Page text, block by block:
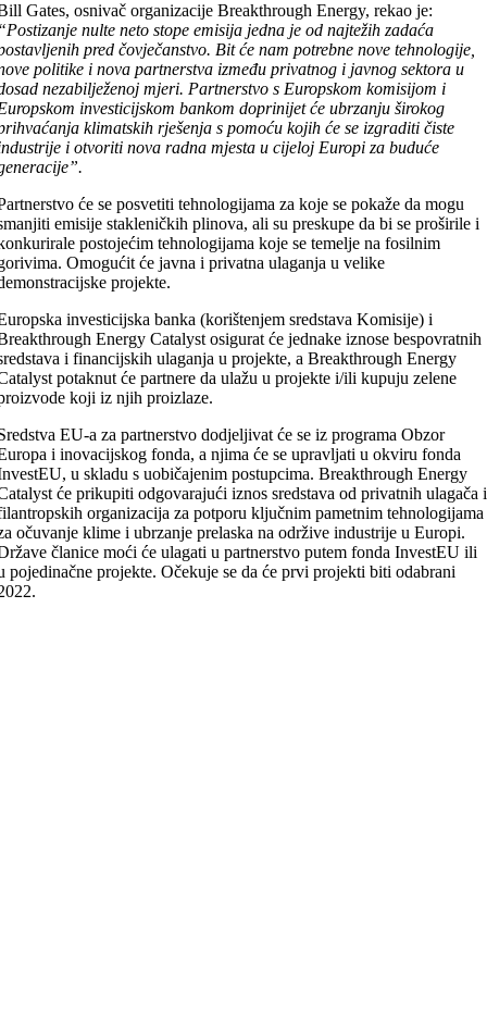
Gates, osnivač organizacije Breakthrough Energy, rekao je:
nulte neto stope emisija jedna je od najtežih zadaća
pred čovječanstvo. Bit će nam potrebne nove tehnologije,
politike i nova partnerstva između privatnog i javnog sektora u
nezabilježenoj mjeri. Partnerstvo s Europskom komisijom i
investicijskom bankom doprinijet će ubrzanju širokog
klimatskih rješenja s pomoću kojih će se izgraditi čiste
i otvoriti nova radna mjesta u cijeloj Europi za buduće
će se posvetiti tehnologijama za koje se pokaže da mogu
emisije stakleničkih plinova, ali su preskupe da bi se proširile i
postojećim tehnologijama koje se temelje na fosilnim
Omogućit će javna i privatna ulaganja u velike
projekte.
investicijska banka (korištenjem sredstava Komisije) i
Energy Catalyst osigurat će jednake iznose bespovratnih
i financijskih ulaganja u projekte, a Breakthrough Energy
potaknut će partnere da ulažu u projekte i/ili kupuju zelene
koji iz njih proizlaze.
EU-a za partnerstvo dodjeljivat će se iz programa Obzor
i inovacijskog fonda, a njima će se upravljati u okviru fonda
u skladu s uobičajenim postupcima. Breakthrough Energy
će prikupiti odgovarajući iznos sredstava od privatnih ulagača i
organizacija za potporu ključnim pametnim tehnologijama
očuvanje klime i ubrzanje prelaska na održive industrije u Europi.
članice moći će ulagati u partnerstvo putem fonda InvestEU ili
pojedinačne projekte. Očekuje se da će prvi projekti biti odabrani